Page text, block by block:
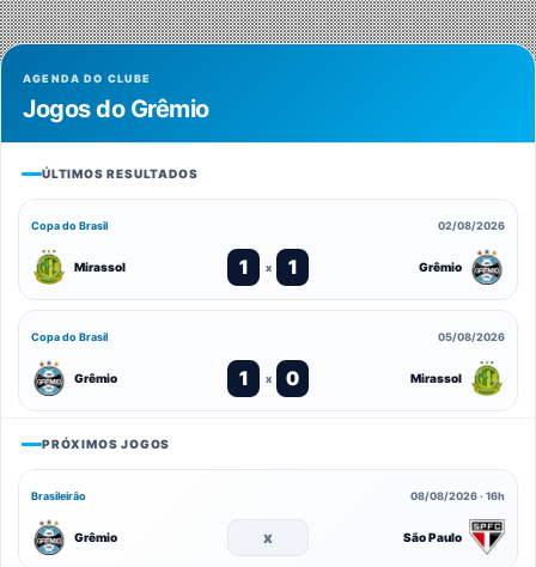
AGENDA DO CLUBE
Jogos do Grêmio
ÚLTIMOS RESULTADOS
Copa do Brasil 02/08/2026
Mirassol 1 x 1 Grêmio
Copa do Brasil 05/08/2026
Grêmio 1 x 0 Mirassol
PRÓXIMOS JOGOS
Brasileirão 08/08/2026 · 16h
Grêmio x São Paulo